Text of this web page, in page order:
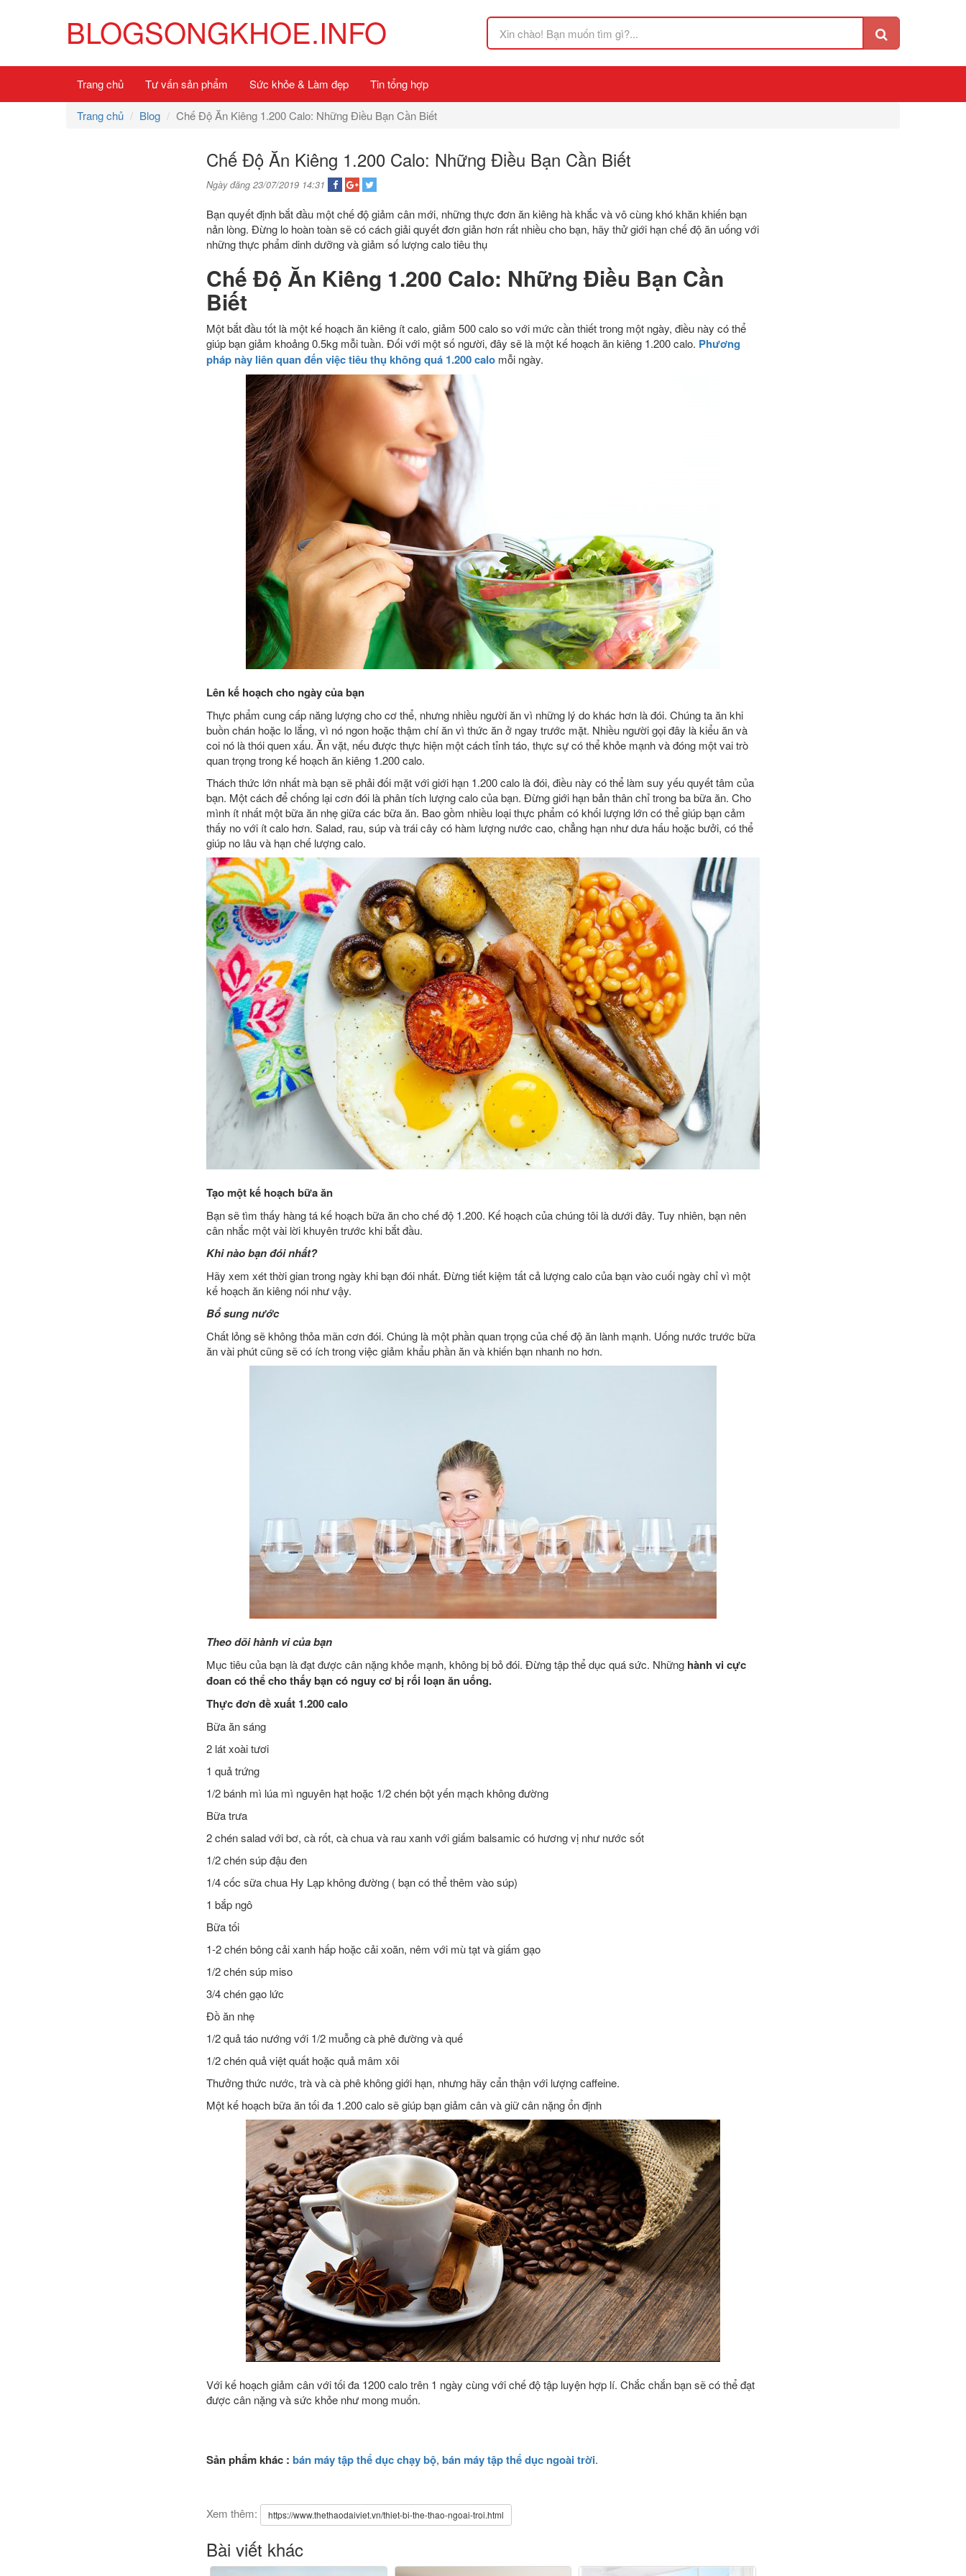
BLOGSONGKHOE.INFO
Trang chủ Tư vấn sản phẩm Sức khỏe & Làm đẹp Tin tổng hợp
Trang chủ Blog Chế Độ Ăn Kiêng 1.200 Calo: Những Điều Bạn Cần Biết
Chế Độ Ăn Kiêng 1.200 Calo: Những Điều Bạn Cần Biết
Ngày đăng 23/07/2019 14:31
Bạn quyết định bắt đầu một chế độ giảm cân mới, những thực đơn ăn kiêng hà khắc và vô cùng khó khăn khiến bạn
nản lòng. Đừng lo hoàn toàn sẽ có cách giải quyết đơn giản hơn rất nhiều cho bạn, hãy thử giới hạn chế độ ăn uống với
những thực phẩm dinh dưỡng và giảm số lượng calo tiêu thụ
Chế Độ Ăn Kiêng 1.200 Calo: Những Điều Bạn Cần
Biết
Một bắt đầu tốt là một kế hoạch ăn kiêng ít calo, giảm 500 calo so với mức cần thiết trong một ngày, điều này có thể
giúp bạn giảm khoảng 0.5kg mỗi tuần. Đối với một số người, đây sẽ là một kế hoạch ăn kiêng 1.200 calo. Phương
pháp này liên quan đến việc tiêu thụ không quá 1.200 calo mỗi ngày.
Lên kế hoạch cho ngày của bạn
Thực phẩm cung cấp năng lượng cho cơ thể, nhưng nhiều người ăn vì những lý do khác hơn là đói. Chúng ta ăn khi
buồn chán hoặc lo lắng, vì nó ngon hoặc thậm chí ăn vì thức ăn ở ngay trước mặt. Nhiều người gọi đây là kiểu ăn và
coi nó là thói quen xấu. Ăn vặt, nếu được thực hiện một cách tỉnh táo, thực sự có thể khỏe mạnh và đóng một vai trò
quan trọng trong kế hoạch ăn kiêng 1.200 calo.
Thách thức lớn nhất mà bạn sẽ phải đối mặt với giới hạn 1.200 calo là đói, điều này có thể làm suy yếu quyết tâm của
bạn. Một cách để chống lại cơn đói là phân tích lượng calo của bạn. Đừng giới hạn bản thân chỉ trong ba bữa ăn. Cho
mình ít nhất một bữa ăn nhẹ giữa các bữa ăn. Bao gồm nhiều loại thực phẩm có khối lượng lớn có thể giúp bạn cảm
thấy no với ít calo hơn. Salad, rau, súp và trái cây có hàm lượng nước cao, chẳng hạn như dưa hấu hoặc bưởi, có thể
giúp no lâu và hạn chế lượng calo.
Tạo một kế hoạch bữa ăn
Bạn sẽ tìm thấy hàng tá kế hoạch bữa ăn cho chế độ 1.200. Kế hoạch của chúng tôi là dưới đây. Tuy nhiên, bạn nên
cân nhắc một vài lời khuyên trước khi bắt đầu.
Khi nào bạn đói nhất?
Hãy xem xét thời gian trong ngày khi bạn đói nhất. Đừng tiết kiệm tất cả lượng calo của bạn vào cuối ngày chỉ vì một
kế hoạch ăn kiêng nói như vậy.
Bổ sung nước
Chất lỏng sẽ không thỏa mãn cơn đói. Chúng là một phần quan trọng của chế độ ăn lành mạnh. Uống nước trước bữa
ăn vài phút cũng sẽ có ích trong việc giảm khẩu phần ăn và khiến bạn nhanh no hơn.
Theo dõi hành vi của bạn
Mục tiêu của bạn là đạt được cân nặng khỏe mạnh, không bị bỏ đói. Đừng tập thể dục quá sức. Những hành vi cực
đoan có thể cho thấy bạn có nguy cơ bị rối loạn ăn uống.
Thực đơn đề xuất 1.200 calo
Bữa ăn sáng
2 lát xoài tươi
1 quả trứng
1/2 bánh mì lúa mì nguyên hạt hoặc 1/2 chén bột yến mạch không đường
Bữa trưa
2 chén salad với bơ, cà rốt, cà chua và rau xanh với giấm balsamic có hương vị như nước sốt
1/2 chén súp đậu đen
1/4 cốc sữa chua Hy Lạp không đường ( bạn có thể thêm vào súp)
1 bắp ngô
Bữa tối
1-2 chén bông cải xanh hấp hoặc cải xoăn, nêm với mù tạt và giấm gạo
1/2 chén súp miso
3/4 chén gạo lức
Đồ ăn nhẹ
1/2 quả táo nướng với 1/2 muỗng cà phê đường và quế
1/2 chén quả việt quất hoặc quả mâm xôi
Thưởng thức nước, trà và cà phê không giới hạn, nhưng hãy cẩn thận với lượng caffeine.
Một kế hoạch bữa ăn tối đa 1.200 calo sẽ giúp bạn giảm cân và giữ cân nặng ổn định
Với kế hoạch giảm cân với tối đa 1200 calo trên 1 ngày cùng với chế độ tập luyện hợp lí. Chắc chắn bạn sẽ có thể đạt
được cân nặng và sức khỏe như mong muốn.
Sản phẩm khác : bán máy tập thể dục chạy bộ, bán máy tập thể dục ngoài trời.
Xem thêm: https://www.thethaodaiviet.vn/thiet-bi-the-thao-ngoai-troi.html
Bài viết khác